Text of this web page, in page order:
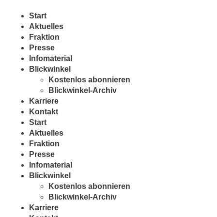
wechseln
Start
Aktuelles
Fraktion
Presse
Infomaterial
Blickwinkel
Kostenlos abonnieren
Blickwinkel-Archiv
Karriere
Kontakt
Start
Aktuelles
Fraktion
Presse
Infomaterial
Blickwinkel
Kostenlos abonnieren
Blickwinkel-Archiv
Karriere